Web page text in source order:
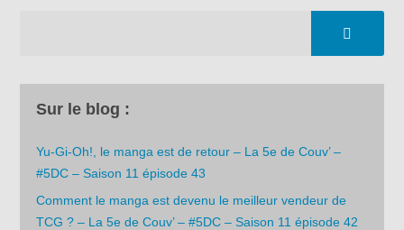
Sur le blog :
Yu-Gi-Oh!, le manga est de retour – La 5e de Couv’ –
#5DC – Saison 11 épisode 43
Comment le manga est devenu le meilleur vendeur de
TCG ? – La 5e de Couv’ – #5DC – Saison 11 épisode 42